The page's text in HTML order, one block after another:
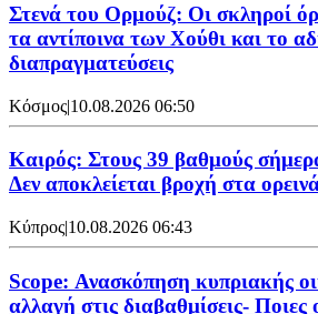
Στενά του Ορμούζ: Οι σκληροί
τα αντίποινα των Χούθι και το
διαπραγματεύσεις
Κόσμος|10.08.2026 06:50
Καιρός: Στους 39 βαθμούς
Δεν αποκλείεται βροχή στα
Κύπρος|10.08.2026 06:43
Scope: Ανασκόπηση κυπριακής
αλλαγή στις διαβαθμίσεις- Ποιες